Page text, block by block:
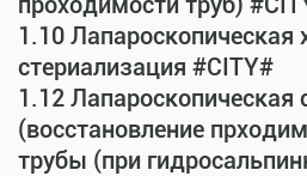
1.10 Лапароскопическая
стериализация #CITY#
1.12 Лапароскопическая
(восстановление
трубы (при